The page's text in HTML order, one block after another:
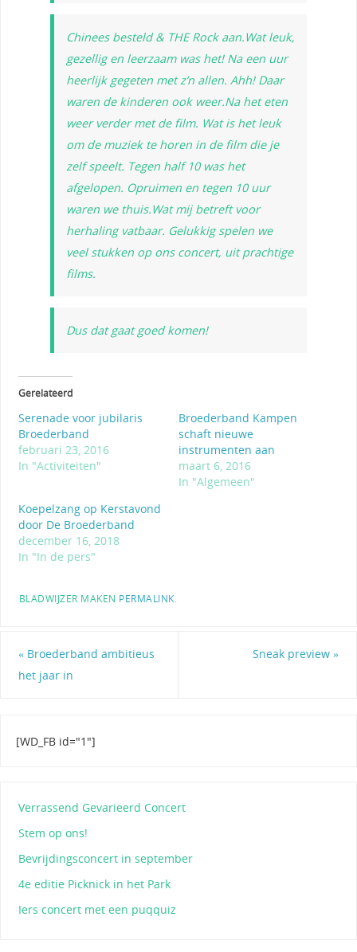
Chinees besteld & THE Rock aan.Wat leuk,
gezellig en leerzaam was het! Na een uur
heerlijk gegeten met z’n allen. Ahh! Daar
waren de kinderen ook weer.Na het eten
weer verder met de film. Wat is het leuk
om de muziek te horen in de film die je
zelf speelt. Tegen half 10 was het
afgelopen. Opruimen en tegen 10 uur
waren we thuis.Wat mij betreft voor
herhaling vatbaar. Gelukkig spelen we
veel stukken op ons concert, uit prachtige
films.
Dus dat gaat goed komen!
Gerelateerd
Serenade voor jubilaris
Broederband
februari 23, 2016
In "Activiteiten"
Broederband Kampen
schaft nieuwe
instrumenten aan
maart 6, 2016
In "Algemeen"
Koepelzang op Kerstavond
door De Broederband
december 16, 2018
In "In de pers"
BLADWIJZER MAKEN PERMALINK.
«Broederband ambitieus
het jaar in
Sneak preview»
[WD_FB id="1"]
Verrassend Gevarieerd Concert
Stem op ons!
Bevrijdingsconcert in september
4e editie Picknick in het Park
Iers concert met een puqquiz